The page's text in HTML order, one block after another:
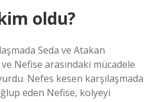
oldu?
Seda ve Atakan
Nefise arasındaki mücadele
Nefes kesen karşılaşmada
eden Nefise, kolyeyi